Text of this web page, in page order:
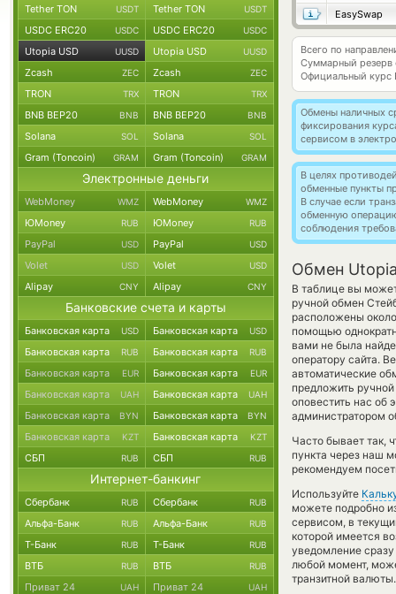
EasySwap
Всего по
Суммарный резерв
Официальный курс
Обмены наличных
фиксирования
сервисом в
В целях
обменные пункты
В случае если
обменную
соблюдения
Обмен
В таблице вы
ручной обмен
расположены
помощью
вами не была
оператору сайта.
автоматические
предложить
оповестить нас об
администратором
Часто бывает так,
пункта через наш
рекомендуем
Используйте
можете подробно
сервисом, в
которой имеется
уведомление
любой момент,
транзитной валюты.
Tether TON USDT Tether TON USDT
USDC ERC20 USDC USDC ERC20 USDC
Utopia USD UUSD Utopia USD UUSD
Zcash ZEC Zcash ZEC
TRON TRX TRON TRX
BNB BEP20 BNB BNB BEP20 BNB
Solana SOL Solana SOL
Gram (Toncoin) GRAM Gram (Toncoin) GRAM
Электронные деньги
WebMoney WMZ WebMoney WMZ
ЮMoney RUB ЮMoney RUB
PayPal USD PayPal USD
Volet USD Volet USD
Alipay CNY Alipay CNY
Банковские счета и карты
Банковская карта USD Банковская карта USD
Банковская карта RUB Банковская карта RUB
Банковская карта EUR Банковская карта EUR
Банковская карта UAH Банковская карта UAH
Банковская карта BYN Банковская карта BYN
Банковская карта KZT Банковская карта KZT
СБП RUB СБП RUB
Интернет-банкинг
Сбербанк RUB Сбербанк RUB
Альфа-Банк RUB Альфа-Банк RUB
Т-Банк RUB Т-Банк RUB
ВТБ RUB ВТБ RUB
Приват 24 UAH Приват 24 UAH